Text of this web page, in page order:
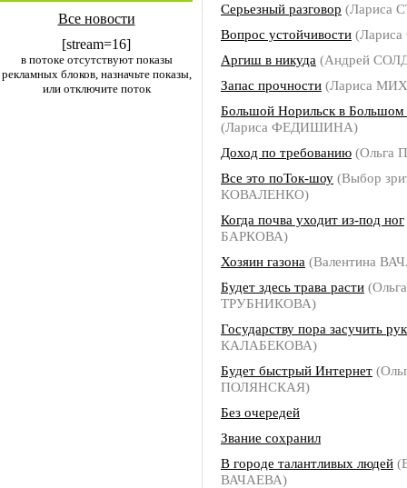
Все новости
[stream=16]
в потоке отсутствуют показы
рекламных блоков, назначьте показы,
или отключите поток
Серьезный разговор (Лариса
Вопрос устойчивости
Аргиш в никуда (Андрей
Запас прочности (Лариса
Большой Норильск в Большом
(Лариса ФЕДИШИНА)
Доход по требованию (Ольга
Все это поТок-шоу (Выбор
КОВАЛЕНКО)
Когда почва уходит из-под ног
БАРКОВА)
Хозяин газона (Валентина
Будет здесь трава расти (Ольга
ТРУБНИКОВА)
Государству пора засучить
КАЛАБЕКОВА)
Будет быстрый Интернет
ПОЛЯНСКАЯ)
Без очередей
Звание сохранил
В городе талантливых людей
ВАЧАЕВА)